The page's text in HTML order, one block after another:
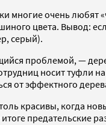
многие очень
цвета. Вывод:
серый).
проблемой, —
носит туфли
от эффектного
красивы, когда
предательские